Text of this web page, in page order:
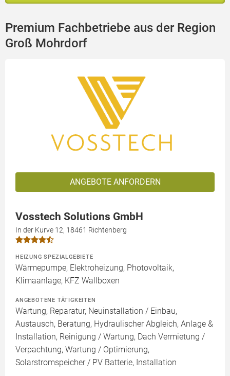
Premium Fachbetriebe aus der Region
Groß Mohrdorf
ANGEBOTE ANFORDERN
Vosstech Solutions GmbH
In der Kurve 12, 18461 Richtenberg
HEIZUNG SPEZIALGEBIETE
Wärmepumpe, Elektroheizung, Photovoltaik,
Klimaanlage, KFZ Wallboxen
ANGEBOTENE TÄTIGKEITEN
Wartung, Reparatur, Neuinstallation / Einbau,
Austausch, Beratung, Hydraulischer Abgleich, Anlage &
Installation, Reinigung / Wartung, Dach Vermietung /
Verpachtung, Wartung / Optimierung,
Solarstromspeicher / PV Batterie, Installation